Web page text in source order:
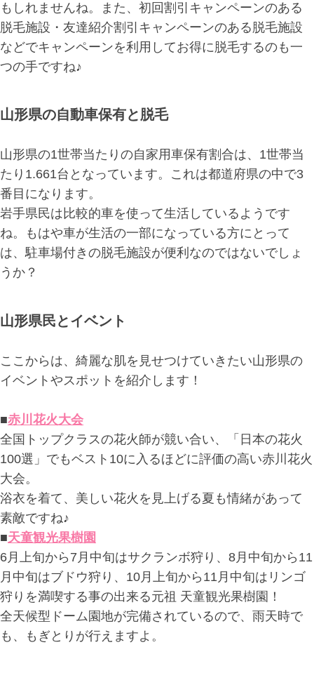
もしれませんね。また、初回割引キャンペーンのある
脱毛施設・友達紹介割引キャンペーンのある脱毛施設
などでキャンペーンを利用してお得に脱毛するのも一
つの手ですね♪
山形県の自動車保有と脱毛
山形県の1世帯当たりの自家用車保有割合は、1世帯当
たり1.661台となっています。これは都道府県の中で3
番目になります。
岩手県民は比較的車を使って生活しているようです
ね。もはや車が生活の一部になっている方にとって
は、駐車場付きの脱毛施設が便利なのではないでしょ
うか？
山形県民とイベント
ここからは、綺麗な肌を見せつけていきたい山形県の
イベントやスポットを紹介します！
■赤川花火大会
全国トップクラスの花火師が競い合い、「日本の花火
100選」でもベスト10に入るほどに評価の高い赤川花火
大会。
浴衣を着て、美しい花火を見上げる夏も情緒があって
素敵ですね♪
■天童観光果樹園
6月上旬から7月中旬はサクランボ狩り、8月中旬から11
月中旬はブドウ狩り、10月上旬から11月中旬はリンゴ
狩りを満喫する事の出来る元祖 天童観光果樹園！
全天候型ドーム園地が完備されているので、雨天時で
も、もぎとりが行えますよ。